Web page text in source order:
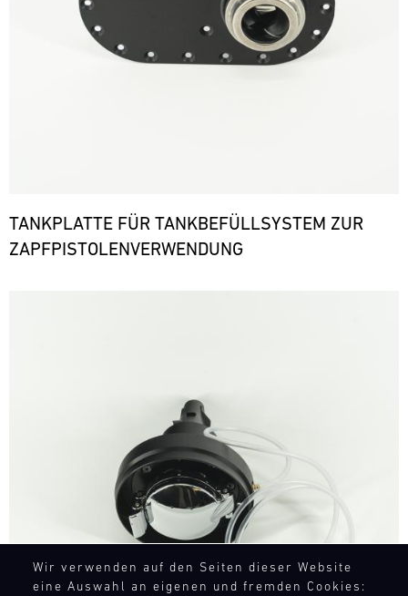
Wir verwenden auf den Seiten dieser Website
eine Auswahl an eigenen und fremden Cookies:
TANKPLATTE FÜR TANKBEFÜLLSYSTEM ZUR
ZAPFPISTOLENVERWENDUNG